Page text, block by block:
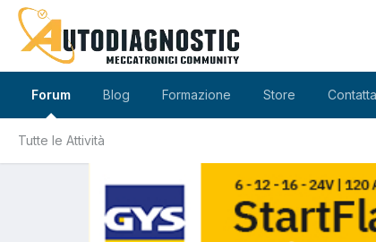
Forum
Tutte le Attività
Blog Formazione Store